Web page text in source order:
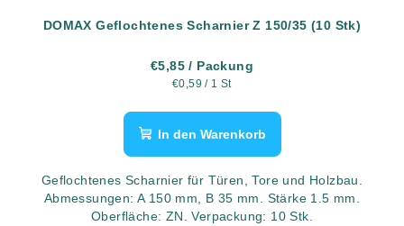
DOMAX Geflochtenes Scharnier Z 150/35 (10 Stk)
€5,85/ Packung
Verkaufspreis:
€0,59 / 1 St
In den Warenkorb
Geflochtenes Scharnier für Türen, Tore und Holzbau.
Abmessungen: A 150 mm, B 35 mm. Stärke 1.5 mm.
Oberfläche: ZN. Verpackung: 10 Stk.